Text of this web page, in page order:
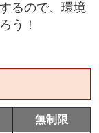
るので、環境
う！
無制限